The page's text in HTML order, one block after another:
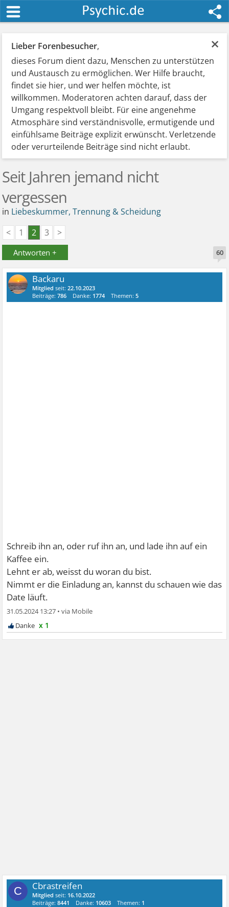
×
Lieber Forenbesucher,
dieses Forum dient dazu, Menschen zu unterstützen
und Austausch zu ermöglichen. Wer Hilfe braucht,
findet sie hier, und wer helfen möchte, ist
willkommen. Moderatoren achten darauf, dass der
Umgang respektvoll bleibt. Für eine angenehme
Atmosphäre sind verständnisvolle, ermutigende und
einfühlsame Beiträge explizit erwünscht. Verletzende
oder verurteilende Beiträge sind nicht erlaubt.
Seit Jahren jemand nicht
vergessen
in Liebeskummer, Trennung & Scheidung
<
1 2 3 >
Antworten + 60
Backaru
Mitglied seit:22.10.2023
Beiträge:786 Danke: 1774 Themen:5
Schreib ihn an, oder ruf ihn an, und lade ihn auf ein
Kaffee ein.
Lehnt er ab, weisst du woran du bist.
Nimmt er die Einladung an, kannst du schauen wie das
Date läuft.
31.05.2024 13:27 •
x 1
C Cbrastreifen
Mitglied seit: 16.10.2022
Beiträge:8441 Danke: 10603 Themen: 1